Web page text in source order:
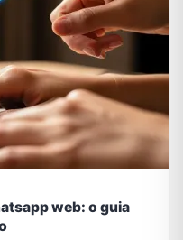
web: o guia